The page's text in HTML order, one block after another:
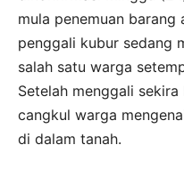
mula penemuan
penggali kubur sedang
salah satu warga
Setelah menggali
cangkul warga
di dalam tanah.